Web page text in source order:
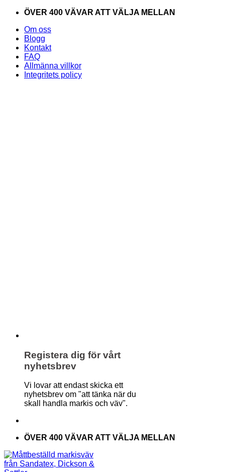
Skip
content
ÖVER 400 VÄVAR ATT VÄLJA MELLAN
Om oss
Blogg
Kontakt
FAQ
Allmänna villkor
Integritets policy
Registera dig för vårt
nyhetsbrev
Vi lovar att endast skicka ett
nyhetsbrev om "att tänka när du
skall handla markis och väv".
ÖVER 400 VÄVAR ATT VÄLJA MELLAN